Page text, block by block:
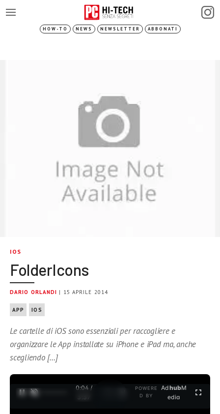
HOW-TO NEWS NEWSLETTER ABBONATI
IOS
FolderIcons
DARIO ORLANDI | 15 APRILE 2014
APP IOS
Le cartelle di iOS sono essenziali per raccogliere e
organizzare le App installate su iPhone e iPad ma, anche
scegliendo […]
0:04 /
3:37
POWERE
D BY
AdhubM
edia